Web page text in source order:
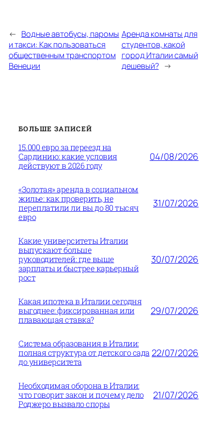
← Водные автобусы, паромы
и такси: Как пользоваться
общественным транспортом
Венеции
Аренда комнаты для
студентов, какой
город Италии самый
дешевый? →
БОЛЬШЕ ЗАПИСЕЙ
15.000 евро за переезд на
Сардинию: какие условия
действуют в 2026 году
04/08/2026
«Золотая» аренда в социальном
жилье: как проверить, не
переплатили ли вы до 80 тысяч
евро
31/07/2026
Какие университеты Италии
выпускают больше
руководителей: где выше
зарплаты и быстрее карьерный
рост
30/07/2026
Какая ипотека в Италии сегодня
выгоднее: фиксированная или
плавающая ставка?
29/07/2026
Система образования в Италии:
полная структура от детского сада
до университета
22/07/2026
Необходимая оборона в Италии:
что говорит закон и почему дело
Роджеро вызвало споры
21/07/2026